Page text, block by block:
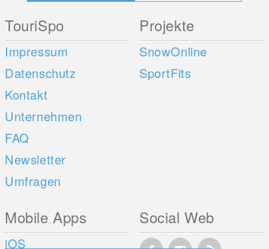
TouriSpo
Impressum
Datenschutz
Kontakt
Unternehmen
FAQ
Newsletter
Umfragen
Projekte
SnowOnline
SportFits
Mobile Apps
iOS
Social Web